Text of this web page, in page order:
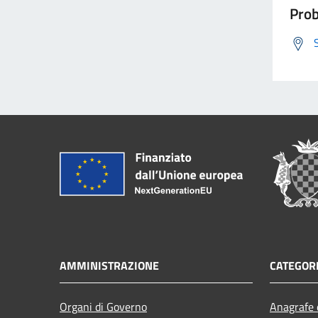
AMMINISTRAZIONE
Organi di Governo